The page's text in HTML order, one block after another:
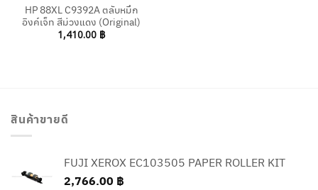
HP 88XL C9392A ตลับหมึก
อิงค์เจ็ท สีม่วงแดง (Original)
1,410.00 ฿
สินค้าขายดี
FUJI XEROX EC103505 PAPER ROLLER KIT
2,766.00 ฿